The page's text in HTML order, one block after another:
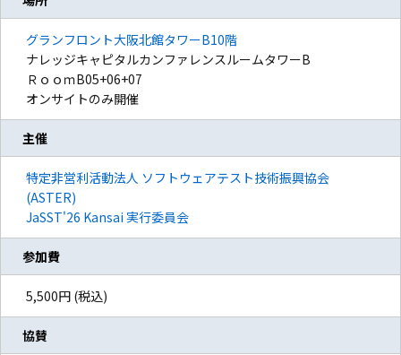
グランフロント大阪北館タワーB10階
ナレッジキャピタルカンファレンスルームタワーB
ＲｏｏｍB05+06+07
オンサイトのみ開催
主催
特定非営利活動法人 ソフトウェアテスト技術振興協会
(ASTER)
JaSST'26 Kansai 実行委員会
参加費
5,500円 (税込)
協賛